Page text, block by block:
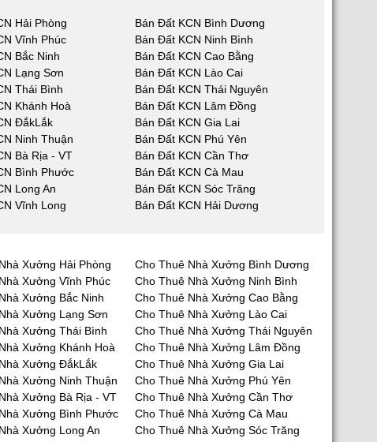
Hải Phòng
Bán Đất KCN Bình Dương
Vĩnh Phúc
Bán Đất KCN Ninh Bình
Bắc Ninh
Bán Đất KCN Cao Bằng
Lạng Sơn
Bán Đất KCN Lào Cai
Thái Bình
Bán Đất KCN Thái Nguyên
Khánh Hoà
Bán Đất KCN Lâm Đồng
ĐắkLắk
Bán Đất KCN Gia Lai
Ninh Thuận
Bán Đất KCN Phú Yên
Bà Rịa - VT
Bán Đất KCN Cần Thơ
Bình Phước
Bán Đất KCN Cà Mau
Long An
Bán Đất KCN Sóc Trăng
Vĩnh Long
Bán Đất KCN Hải Dương
Xưởng Hải Phòng
Cho Thuê Nhà Xưởng Bình Dương
Xưởng Vĩnh Phúc
Cho Thuê Nhà Xưởng Ninh Bình
Xưởng Bắc Ninh
Cho Thuê Nhà Xưởng Cao Bằng
Xưởng Lạng Sơn
Cho Thuê Nhà Xưởng Lào Cai
Xưởng Thái Bình
Cho Thuê Nhà Xưởng Thái Nguyên
Xưởng Khánh Hoà
Cho Thuê Nhà Xưởng Lâm Đồng
Xưởng ĐắkLắk
Cho Thuê Nhà Xưởng Gia Lai
Xưởng Ninh Thuận
Cho Thuê Nhà Xưởng Phú Yên
Xưởng Bà Rịa - VT
Cho Thuê Nhà Xưởng Cần Thơ
Xưởng Bình Phước
Cho Thuê Nhà Xưởng Cà Mau
Xưởng Long An
Cho Thuê Nhà Xưởng Sóc Trăng